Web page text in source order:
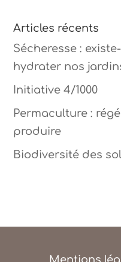
Articles récents
Sécheresse :
hydrater nos
Initiative 4/1000
Permaculture :
produire
Biodiversité des